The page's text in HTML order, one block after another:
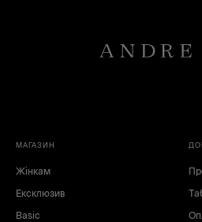
МАГАЗИН
Жінкам
Ексклюзив
Basic